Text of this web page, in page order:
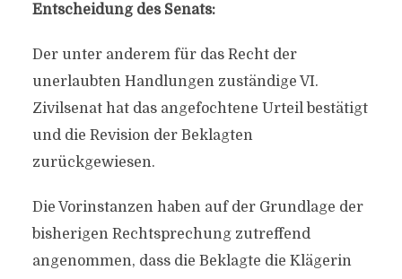
Entscheidung des Senats:
Der unter anderem für das Recht der
unerlaubten Handlungen zuständige VI.
Zivilsenat hat das angefochtene Urteil bestätigt
und die Revision der Beklagten
zurückgewiesen.
Die Vorinstanzen haben auf der Grundlage der
bisherigen Rechtsprechung zutreffend
angenommen, dass die Beklagte die Klägerin